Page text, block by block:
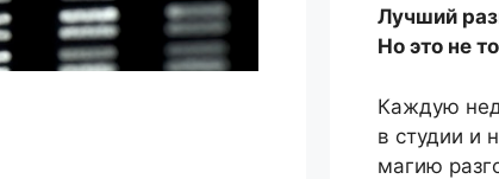
Лучший
Но это не
Каждую
в студии и
магию